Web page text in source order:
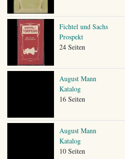
Fichtel und Sachs
Prospekt
24 Seiten
August Mann
Katalog
16 Seiten
August Mann
Katalog
10 Seiten